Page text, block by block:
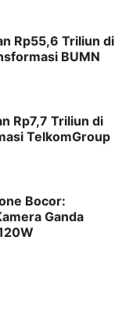
Rp55,6 Triliun di
BUMN
Rp7,7 Triliun di
TelkomGroup
Bocor:
Ganda